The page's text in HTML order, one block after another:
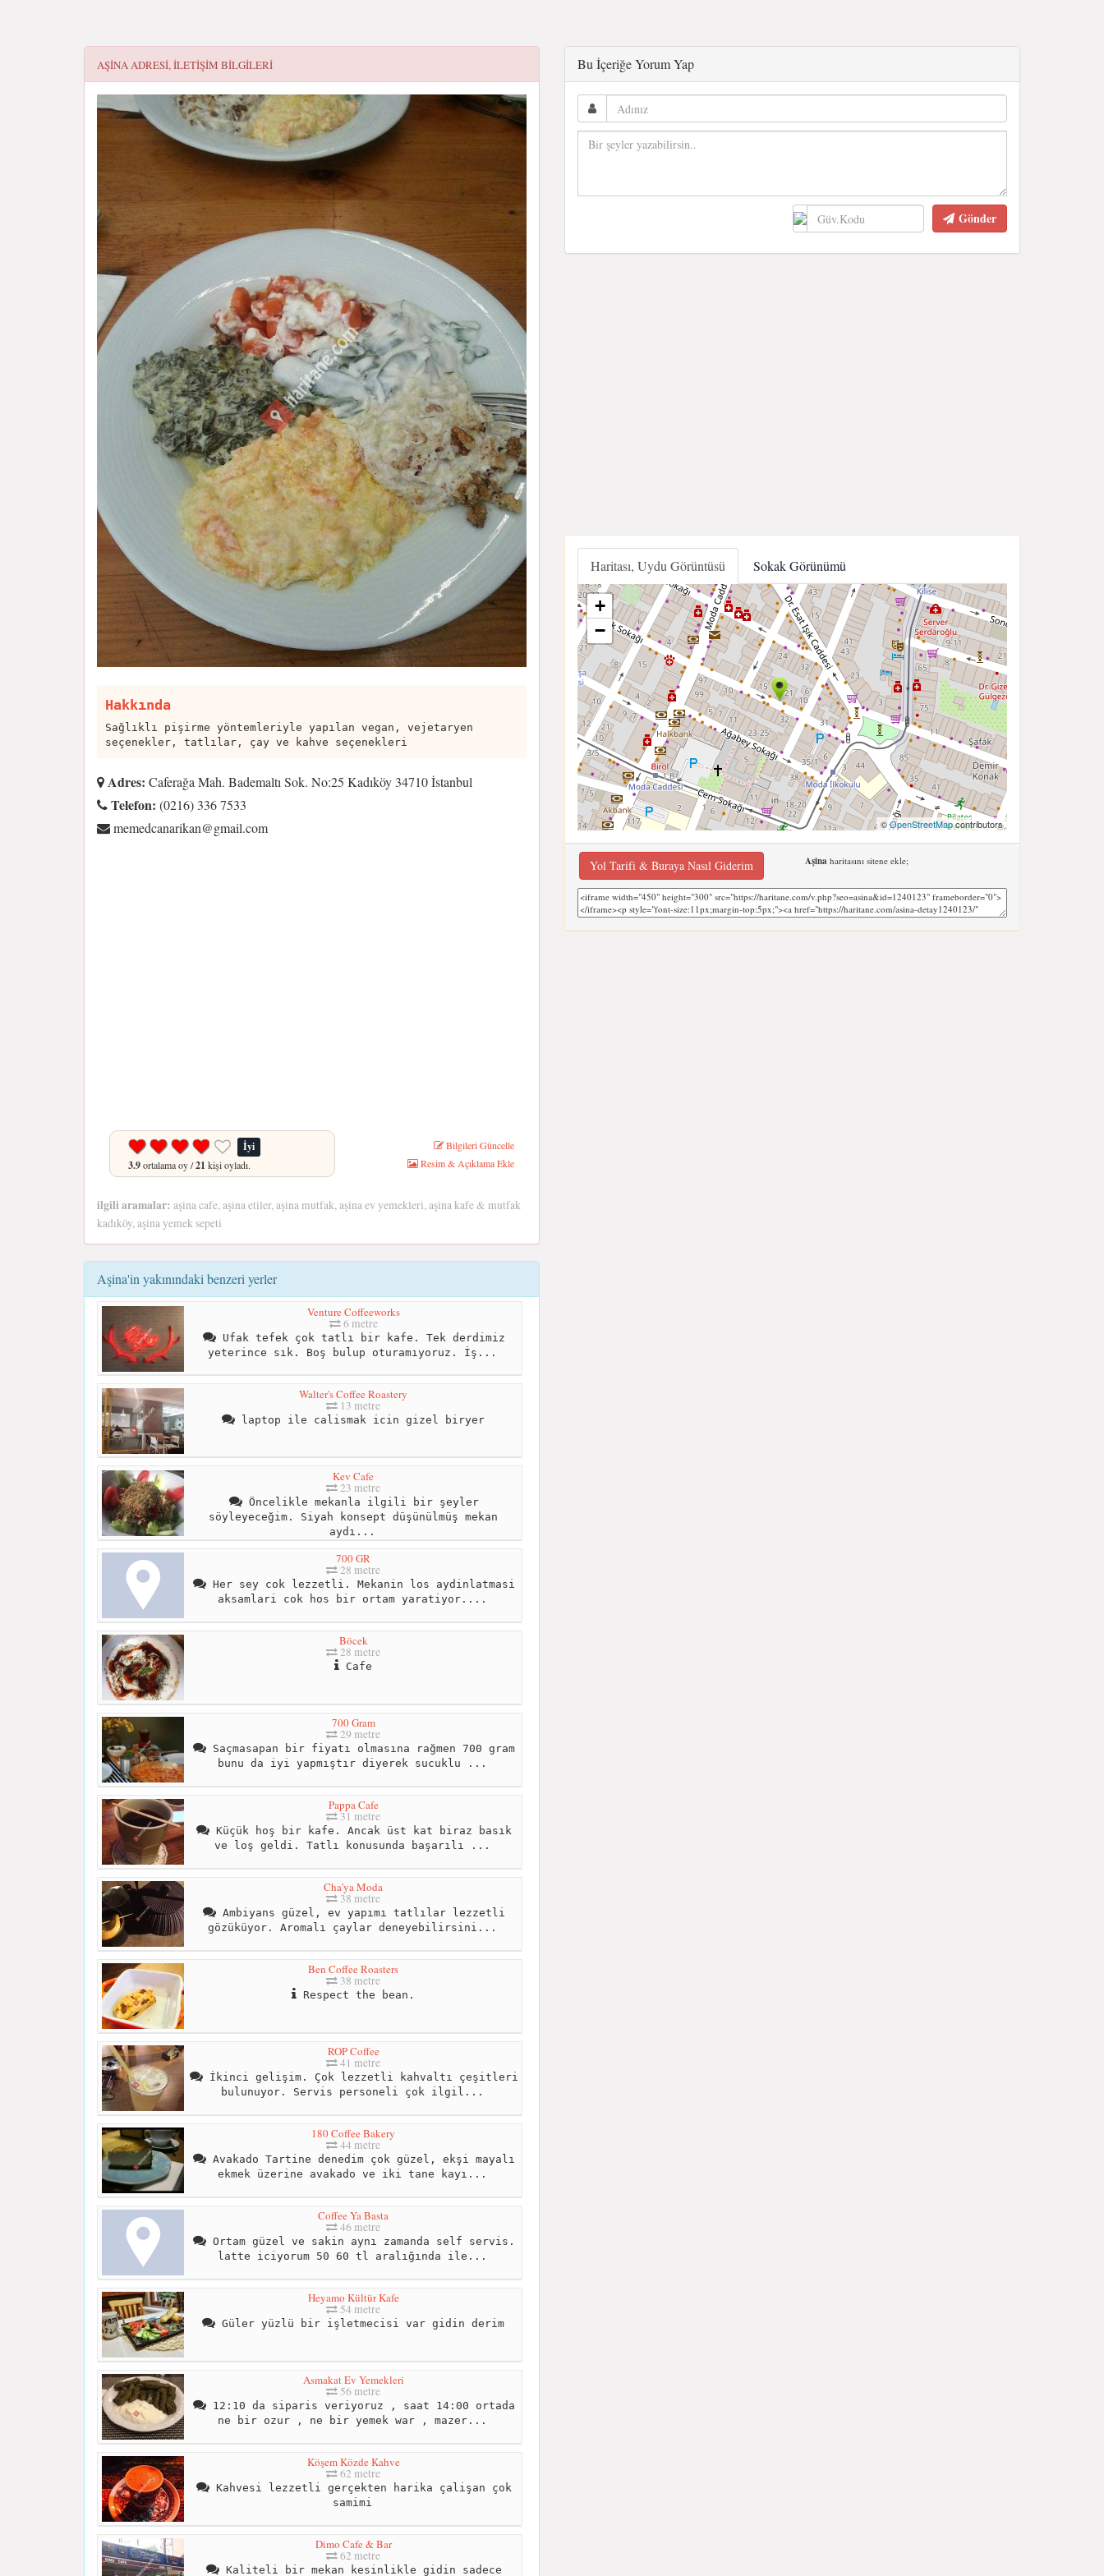
AŞINAADRESI, ILETIŞIM BILGILERI
Hakkında
Sağlıklı pişirme yöntemleriyle yapılan vegan, vejetaryen
seçenekler, tatlılar, çay ve kahve seçenekleri
Adres: Caferağa Mah. Bademaltı Sok. No:25 Kadıköy 34710 İstanbul
Telefon: (0216) 336 7533
moc.liamg@nakiranacdemem
İyi
3.9ortalama oy /21 kişi oyladı.
Bilgileri Güncelle
Resim & Açıklama Ekle
ilgili aramalar: aşina cafe, aşina etiler, aşina mutfak, aşina ev yemekleri, aşina kafe & mutfak
kadıköy, aşina yemek sepeti
Aşina'in yakınındaki benzeri yerler
Venture Coffeeworks
6 metre
Ufak tefek çok tatlı bir kafe. Tek derdimiz
yeterince sık. Boş bulup oturamıyoruz. İş...
Walter's Coffee Roastery
13 metre
laptop ile calismak icin gizel biryer
Kev Cafe
23 metre
Öncelikle mekanla ilgili bir şeyler
söyleyeceğim. Siyah konsept düşünülmüş mekan
aydı...
700 GR
28 metre
Her sey cok lezzetli. Mekanin los aydinlatmasi
aksamlari cok hos bir ortam yaratiyor....
Böcek
28 metre
Cafe
700 Gram
29 metre
Saçmasapan bir fiyatı olmasına rağmen 700 gram
bunu da iyi yapmıştır diyerek sucuklu ...
Pappa Cafe
31 metre
Küçük hoş bir kafe. Ancak üst kat biraz basık
ve loş geldi. Tatlı konusunda başarılı ...
Cha'ya Moda
38 metre
Ambiyans güzel, ev yapımı tatlılar lezzetli
gözüküyor. Aromalı çaylar deneyebilirsini...
Ben Coffee Roasters
38 metre
Respect the bean.
ROP Coffee
41 metre
İkinci gelişim. Çok lezzetli kahvaltı çeşitleri
bulunuyor. Servis personeli çok ilgil...
180 Coffee Bakery
44 metre
Avakado Tartine denedim çok güzel, ekşi mayalı
ekmek üzerine avakado ve iki tane kayı...
Coffee Ya Basta
46 metre
Ortam güzel ve sakin aynı zamanda self servis.
latte iciyorum 50 60 tl aralığında ile...
Heyamo Kültür Kafe
54 metre
Güler yüzlü bir işletmecisi var gidin derim
Asmakat Ev Yemekleri
56 metre
12:10 da siparis veriyoruz , saat 14:00 ortada
ne bir ozur , ne bir yemek war , mazer...
Köşem Közde Kahve
62 metre
Kahvesi lezzetli gerçekten harika çalişan çok
samimi
Dimo Cafe & Bar
62 metre
Kaliteli bir mekan kesinlikle gidin sadece
Bu İçeriğe Yorum Yap
Gönder
Haritası, Uydu Görüntüsü Sokak Görünümü
+
−
©OpenStreetMapcontributors
Yol Tarifi & Buraya Nasıl Giderim Aşina haritasını sitene ekle;